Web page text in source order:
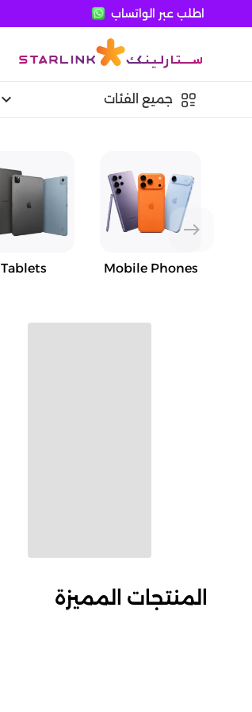
اطلب عبر الواتساب
جميع الفئات keyboard_arrow_down
east
Mobile Phones
Tablets
المنتجات المميزة